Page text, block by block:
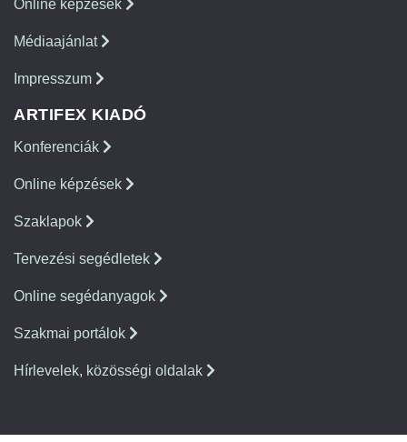
Online képzések
Médiaajánlat
Impresszum
ARTIFEX KIADÓ
Konferenciák
Online képzések
Szaklapok
Tervezési segédletek
Online segédanyagok
Szakmai portálok
Hírlevelek, közösségi oldalak